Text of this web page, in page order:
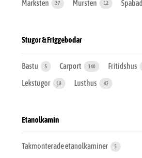
Marksten 37 Mursten 12 Spabad
Stugor & Friggebodar
Bastu 5 Carport 140 Fritidshus
Lekstugor 18 Lusthus 42
Etanolkamin
Takmonterade etanolkaminer 5